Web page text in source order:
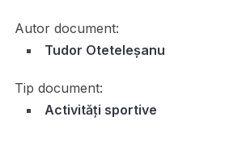
Autor document:
Tudor Oteteleșanu
Tip document:
Activități sportive